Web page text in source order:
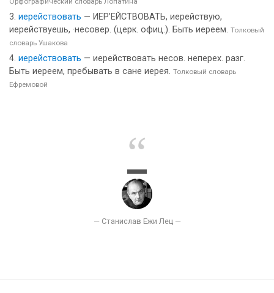
иерействовать — ИЕР’ЕЙСТВОВАТЬ, иерействую,
иерействуешь, ·несовер. (церк. офиц.). Быть иереем. Толковый
словарь Ушакова
иерействовать — иерействовать несов. неперех. разг.
Быть иереем, пребывать в сане иерея. Толковый словарь
Ефремовой